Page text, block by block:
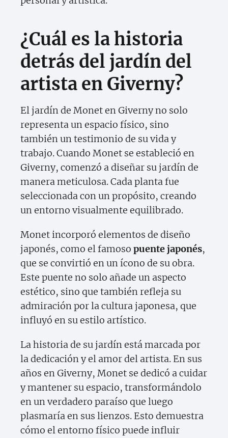
¿Cuál es la historia
detrás del jardín del
artista en Giverny?
El jardín de Monet en Giverny no solo
representa un espacio físico, sino
también un testimonio de su vida y
trabajo. Cuando Monet se estableció en
Giverny, comenzó a diseñar su jardín de
manera meticulosa. Cada planta fue
seleccionada con un propósito, creando
un entorno visualmente equilibrado.
Monet incorporó elementos de diseño
japonés, como el famoso puente japonés,
que se convirtió en un ícono de su obra.
Este puente no solo añade un aspecto
estético, sino que también refleja su
admiración por la cultura japonesa, que
influyó en su estilo artístico.
La historia de su jardín está marcada por
la dedicación y el amor del artista. En sus
años en Giverny, Monet se dedicó a cuidar
y mantener su espacio, transformándolo
en un verdadero paraíso que luego
plasmaría en sus lienzos. Esto demuestra
cómo el entorno físico puede influir